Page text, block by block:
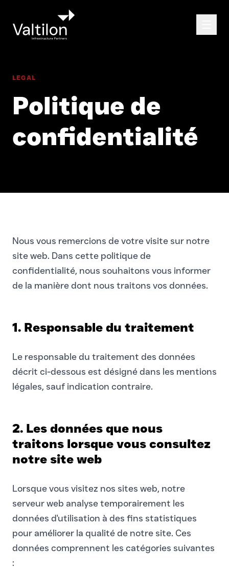
LEGAL
Politique de
confidentialité
Nous vous remercions de votre visite sur notre
site web. Dans cette politique de
confidentialité, nous souhaitons vous informer
de la manière dont nous traitons vos données.
1. Responsable du traitement
Le responsable du traitement des données
décrit ci-dessous est désigné dans les mentions
légales, sauf indication contraire.
2. Les données que nous
traitons lorsque vous consultez
notre site web
Lorsque vous visitez nos sites web, notre
serveur web analyse temporairement les
données d'utilisation à des fins statistiques
pour améliorer la qualité de notre site. Ces
données comprennent les catégories suivantes
: